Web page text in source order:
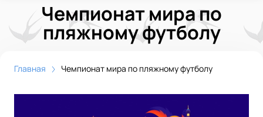
Чемпионат мира по
пляжному футболу
Главная Чемпионат мира по пляжному футболу